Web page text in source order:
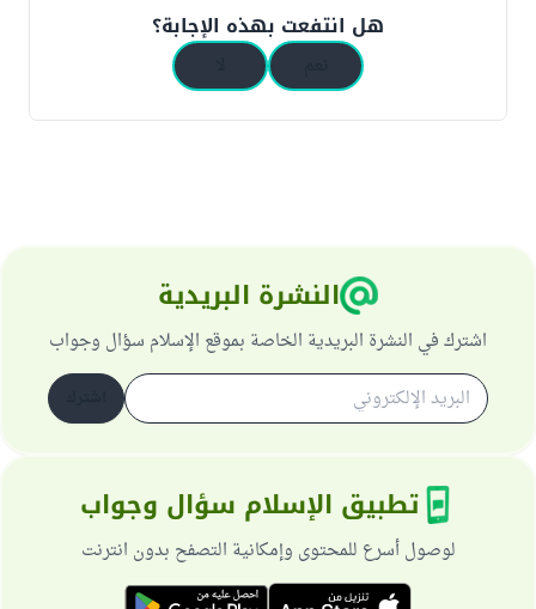
هل انتفعت بهذه الإجابة؟
النشرة البريدية
اشترك في النشرة البريدية الخاصة بموقع الإسلام سؤال وجواب
تطبيق الإسلام سؤال وجواب
لوصول أسرع للمحتوى وإمكانية التصفح بدون انترنت